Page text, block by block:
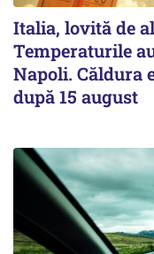
Italia, lovită de
Temperaturile
Napoli. Căldura
după 15 august